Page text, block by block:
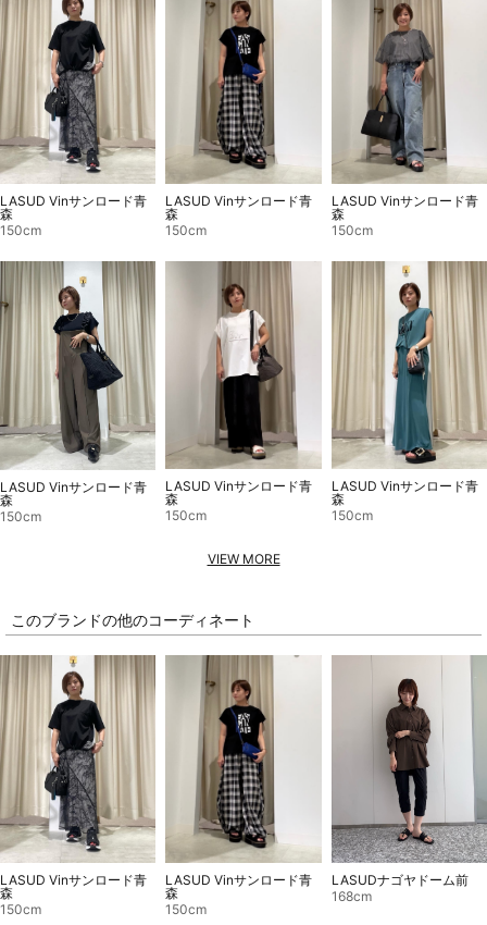
LASUD Vinサンロード青
森
150cm
LASUD Vinサンロード青
森
150cm
LASUD Vinサンロード青
森
150cm
LASUD Vinサンロード青
森
150cm
LASUD Vinサンロード青
森
150cm
LASUD Vinサンロード青
森
150cm
VIEW MORE
このブランドの他のコーディネート
LASUD Vinサンロード青
森
150cm
LASUD Vinサンロード青
森
150cm
LASUDナゴヤドーム前
168cm